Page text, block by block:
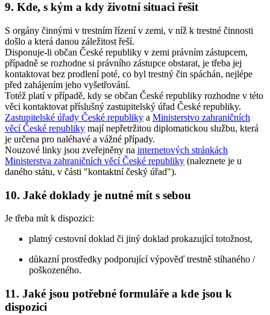
9. Kde, s kým a kdy životní situaci řešit
S orgány činnými v trestním řízení v zemi, v níž k trestné činnosti
došlo a která danou záležitost řeší.
Disponuje-li občan České republiky v zemi právním zástupcem,
případně se rozhodne si právního zástupce obstarat, je třeba jej
kontaktovat bez prodlení poté, co byl trestný čin spáchán, nejlépe
před zahájením jeho vyšetřování.
Totéž platí v případě, kdy se občan České republiky rozhodne v této
věci kontaktovat příslušný zastupitelský úřad České republiky.
Zastupitelské úřady České republiky a Ministerstvo zahraničních
věcí České republiky mají nepřetržitou diplomatickou službu, která
je určena pro naléhavé a vážné případy.
Nouzové linky jsou zveřejněny na internetových stránkách
Ministerstva zahraničních věcí České republiky (naleznete je u
daného státu, v části "kontaktní český úřad").
10. Jaké doklady je nutné mít s sebou
Je třeba mít k dispozici:
platný cestovní doklad či jiný doklad prokazující totožnost,
důkazní prostředky podporující výpověď trestně stíhaného /
poškozeného.
11. Jaké jsou potřebné formuláře a kde jsou k
dispozici